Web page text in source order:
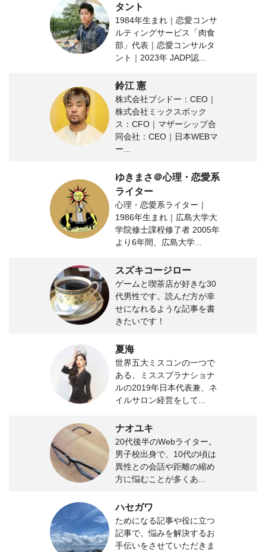
タント
1984年生まれ｜恋愛コンサ
ルティングサービス「肉食
部」代表｜恋愛コンサルタ
ント｜2023年 JADP認...
鈴江 憲
株式会社ブシドー：CEO｜
株式会社ミックスボック
ス：CFO｜マザーシップ合
同会社：CEO｜日本WEBマ
ー...
ゆきまさ＠心理・恋愛系
ライター
心理・恋愛系ライター｜
1986年生まれ｜広島大学大
学院修士課程修了者 2005年
より6年間、広島大学...
スズキコージロー
ゲームと喫茶店が好きな30
代男性です。読んだ方が幸
せになれるような記事を書
きたいです！
夏海
世界五大ミスコンの一つで
ある、ミススプラナショナ
ルの2019年日本代表兼、ネ
イルサロン経営をして...
ナオユキ
20代後半のWebライター。
男子校出身で、10代の頃は
異性との会話や距離の縮め
方に悩むことが多くあ...
ハセガワ
ためになる記事や役に立つ
記事で、悩みを解決するお
手伝いをさせていただきま